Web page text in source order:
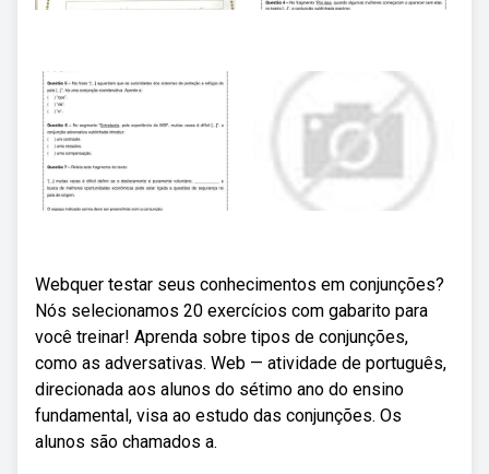
Webquer testar seus conhecimentos em conjunções?
Nós selecionamos 20 exercícios com gabarito para
você treinar! Aprenda sobre tipos de conjunções,
como as adversativas. Web — atividade de português,
direcionada aos alunos do sétimo ano do ensino
fundamental, visa ao estudo das conjunções. Os
alunos são chamados a.